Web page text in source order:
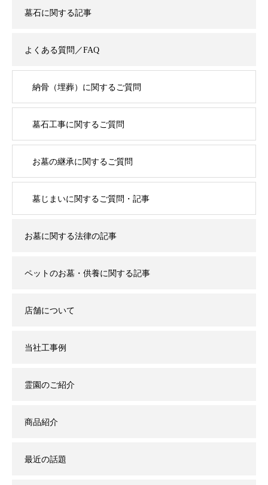
墓石に関する記事
よくある質問／FAQ
納骨（埋葬）に関するご質問
墓石工事に関するご質問
お墓の継承に関するご質問
墓じまいに関するご質問・記事
お墓に関する法律の記事
ペットのお墓・供養に関する記事
店舗について
当社工事例
霊園のご紹介
商品紹介
最近の話題